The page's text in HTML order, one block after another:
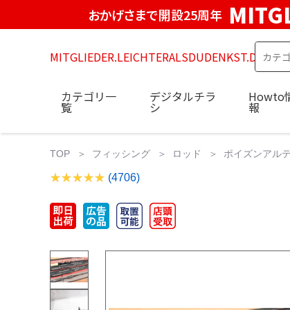
おかげさまで開設25周年
MITGLIEDER.LEICHTERALSDUDENKST.DE
カテゴリ一
覧
デジタルチラ
シ
Howto
報
TOP フィッシング ロッド ポイズンアル
(4706)